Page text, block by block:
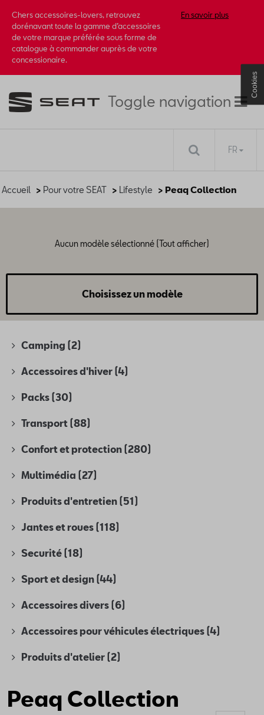
Chers accessoires-lovers, retrouvez
dorénavant toute la gamme d’accessoires
de votre marque préférée sous forme de
catalogue à commander auprès de votre
concessionaire.
En savoir plus
Toggle navigation
FR
Accueil > Pour votre SEAT > Lifestyle > Peaq Collection
Aucun modèle sélectionné (Tout afficher)
Choisissez un modèle
Camping (2)
Accessoires d'hiver (4)
Packs (30)
Transport (88)
Confort et protection (280)
Multimédia (27)
Produits d'entretien (51)
Jantes et roues (118)
Securité (18)
Sport et design (44)
Accessoires divers (6)
Accessoires pour véhicules électriques (4)
Produits d'atelier (2)
Peaq Collection
Cookies